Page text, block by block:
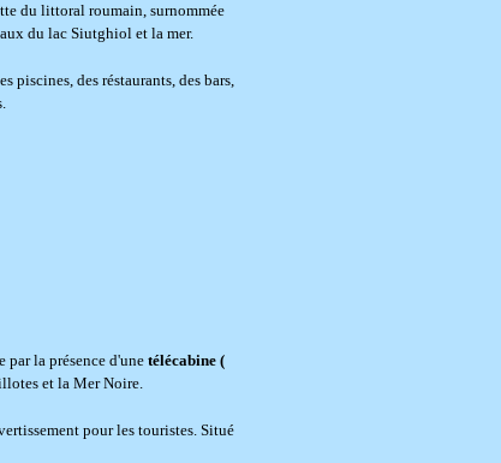
du littoral roumain, surnommée
du lac Siutghiol et la mer.
piscines, des réstaurants, des bars,
par la présence d'une télécabine (
et la Mer Noire.
pour les touristes. Situé